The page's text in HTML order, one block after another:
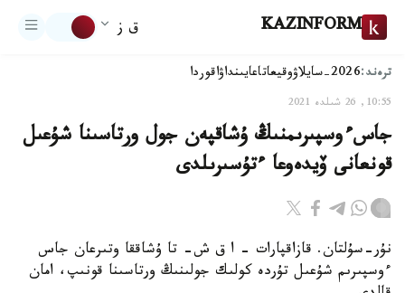
KAZINFORM ق ز
ترەند:2026-سايلاۋ وقيعاتاعايىنداۋاقوردا
10:55, 26 شىلدە 2021
جاسءوسپىرىمنىڭ ۇشاقپەن جول ورتاسىنا شۇعىل
قونعانى ۆيدەوعا ءتۇسىرىلدى
نۇر-سۇلتان. قازاقپارات – ا ق ش- تا ۇشاققا وتىرعان جاس
ءوسپىرىم شۇعىل تۇردە كولىك جولىنىڭ ورتاسىنا قونىپ، امان